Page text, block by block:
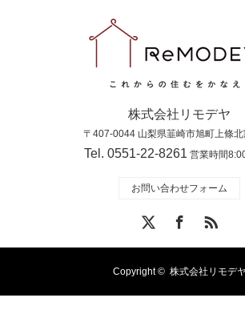
株式会社リモデヤ
〒407-0044 山梨県韮崎市旭町上條
Tel. 0551-22-8261営業時間
お問い合わせフォーム
RSS
Copyright © 株式会社リモデヤ